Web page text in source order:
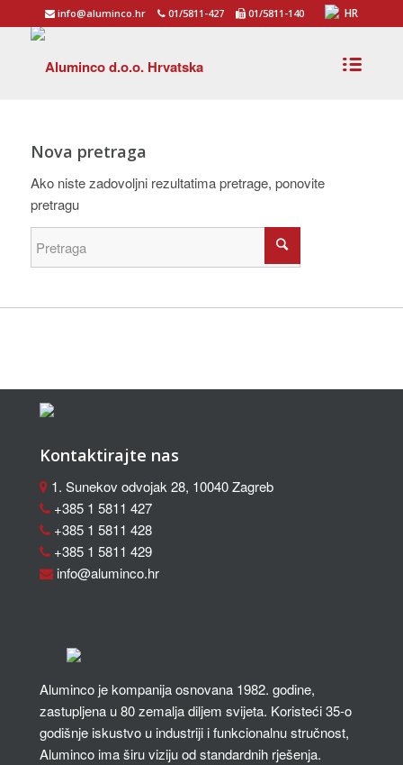
info@aluminco.hr 01/5811-427 01/5811-140 HR
Nova pretraga
Ako niste zadovoljni rezultatima pretrage, ponovite
pretragu
Kontaktirajte nas
1. Sunekov odvojak 28, 10040 Zagreb
+385 1 5811 427
+385 1 5811 428
+385 1 5811 429
info@aluminco.hr
Aluminco je kompanija osnovana 1982. godine,
zastupljena u 80 zemalja diljem svijeta. Koristeći 35-o
godišnje iskustvo u industriji i funkcionalnu stručnost,
Aluminco ima širu viziju od standardnih rješenja.